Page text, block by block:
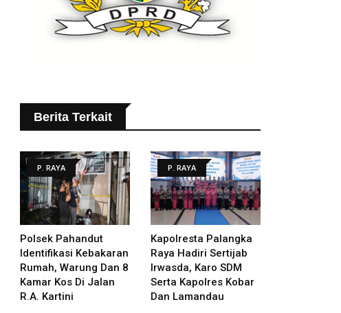
Berita Terkait
P. RAYA
Polsek Pahandut
Identifikasi Kebakaran
Rumah, Warung Dan 8
Kamar Kos Di Jalan
R.A. Kartini
P. RAYA
Kapolresta Palangka
Raya Hadiri Sertijab
Irwasda, Karo SDM
Serta Kapolres Kobar
Dan Lamandau